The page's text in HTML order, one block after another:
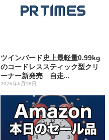
ツインバード史上最軽量0.99kg
のコードレススティック型クリ
ーナー新発売 自走...
2026年6月18日